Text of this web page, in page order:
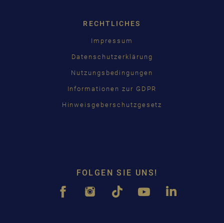
RECHTLICHES
Impressum
Datenschutzerklärung
Nutzungsbedingungen
Informationen zur GDPR
Hinweisgeberschutzgesetz
FOLGEN SIE UNS!